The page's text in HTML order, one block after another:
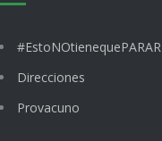
#EstoNOtienequePARAR
Direcciones
Provacuno